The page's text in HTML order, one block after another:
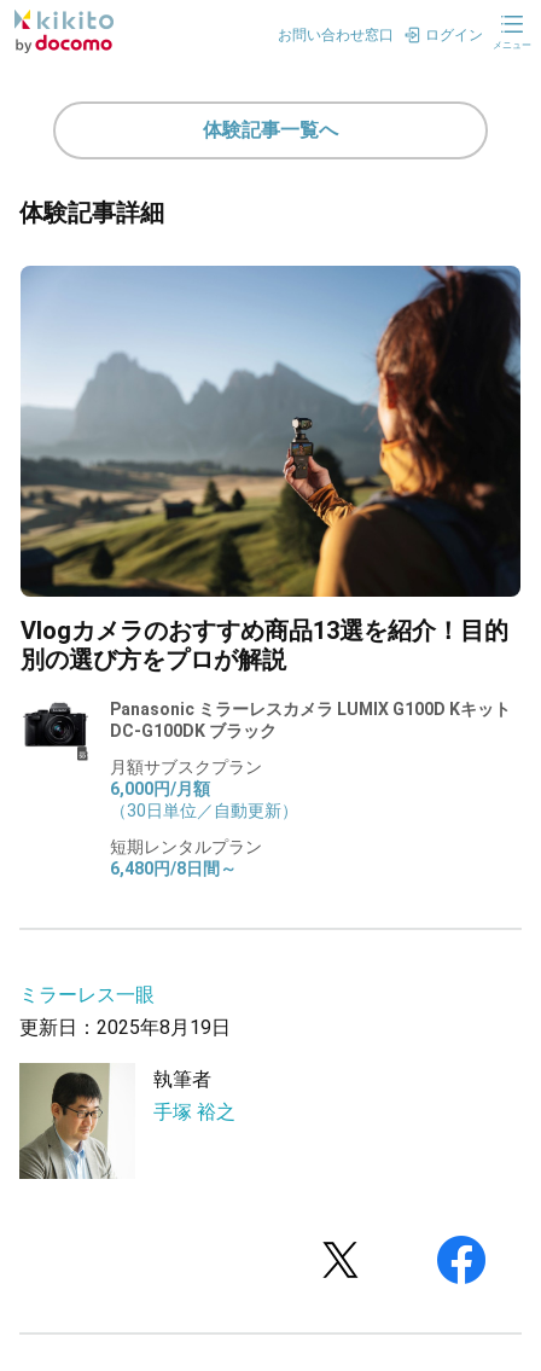
お問い合わせ窓口 ログイン
メニュー
体験記事一覧へ
体験記事詳細
Vlogカメラのおすすめ商品13選を紹介！目的
別の選び方をプロが解説
Panasonic ミラーレスカメラ LUMIX G100D Kキット
DC-G100DK ブラック
月額サブスクプラン
6,000円/月額
（30日単位／自動更新）
短期レンタルプラン
6,480円/8日間～
ミラーレス一眼
更新日：2025年8月19日
執筆者
手塚 裕之